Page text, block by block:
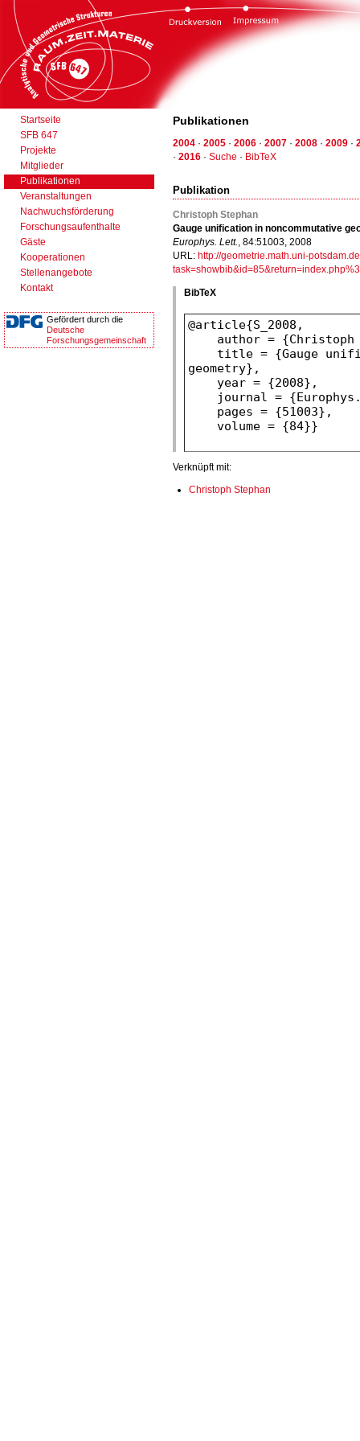
Startseite
SFB 647
Projekte
Mitglieder
Publikationen
Veranstaltungen
Nachwuchsförderung
Forschungsaufenthalte
Gäste
Kooperationen
Stellenangebote
Kontakt
Gefördert durch die
Deutsche
Forschungsgemeinschaft
Publikationen
2004 · 2005 · 2006 · 2007 · 2008 · 2009 ·
· 2016 · Suche · BibTeX
Publikation
Christoph Stephan
Gauge unification in noncommutative
Europhys. Lett., 84:51003, 2008
URL: http://geometrie.math.uni-
BibTeX
Verknüpft mit:
Christoph Stephan